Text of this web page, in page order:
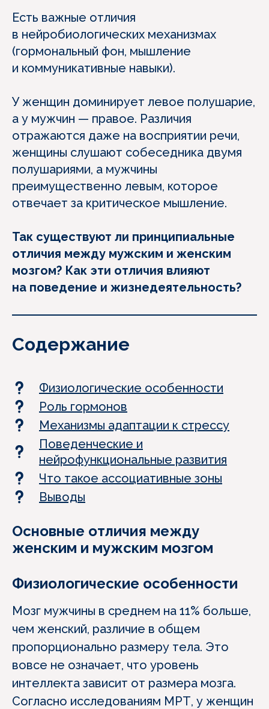
Есть важные отличия
в нейробиологических механизмах
(гормональный фон, мышление
и коммуникативные навыки).
У женщин доминирует левое полушарие,
а у мужчин — правое. Различия
отражаются даже на восприятии речи,
женщины слушают собеседника двумя
полушариями, а мужчины
преимущественно левым, которое
отвечает за критическое мышление.
Так существуют ли принципиальные
отличия между мужским и женским
мозгом? Как эти отличия влияют
на поведение и жизнедеятельность?
Содержание
Физиологические особенности
Роль гормонов
Механизмы адаптации к стрессу
Поведенческие и
нейрофункциональные развития
Что такое ассоциативные зоны
Выводы
Основные отличия между
женским и мужским мозгом
Физиологические особенности
Мозг мужчины в среднем на 11% больше,
чем женский, различие в общем
пропорционально размеру тела. Это
вовсе не означает, что уровень
интеллекта зависит от размера мозга.
Согласно исследованиям МРТ, у женщин